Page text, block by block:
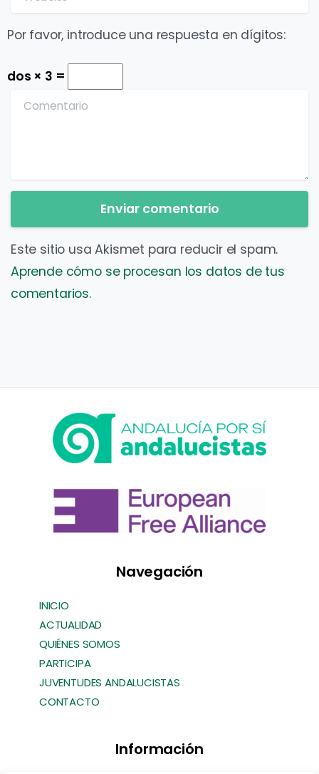
Por favor, introduce una respuesta en dígitos:
dos × 3 =
Comentario
Este sitio usa Akismet para reducir el spam.
Aprende cómo se procesan los datos de tus
comentarios.
Navegación
INICIO
ACTUALIDAD
QUIÉNES SOMOS
PARTICIPA
JUVENTUDES ANDALUCISTAS
CONTACTO
Información